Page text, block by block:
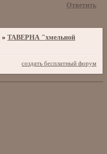
Ответить
»ТАВЕРНА "хмельной
создать бесплатный форум